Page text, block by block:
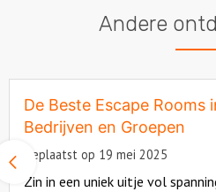
Andere
Vorige
slide
De Beste Escape
Bedrijven en Groepen
Geplaatst op 19 mei 2025
Zin in een uniek uitje vol